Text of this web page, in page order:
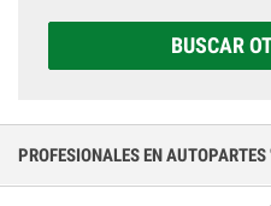
elegir la que sea correcta
BUSCAR
PROFESIONALES EN AUTOPARTES